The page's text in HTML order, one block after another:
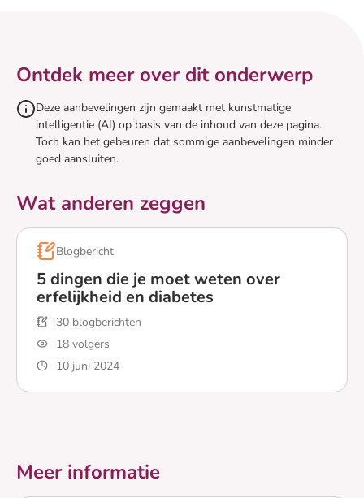
Ontdek meer over dit onderwerp
Deze aanbevelingen zijn gemaakt met kunstmatige
intelligentie (AI) op basis van de inhoud van deze pagina.
Toch kan het gebeuren dat sommige aanbevelingen minder
goed aansluiten.
Wat anderen zeggen
Blogbericht
5 dingen die je moet weten over
erfelijkheid en diabetes
30 blogberichten
18 volgers
10 juni 2024
Lees meer over 5 dingen die je moet weten over
Meer informatie